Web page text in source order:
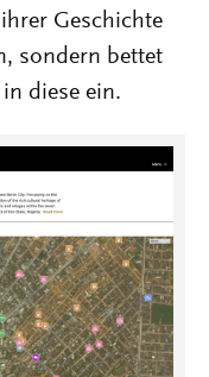
Geschichte
sondern bettet
diese ein.